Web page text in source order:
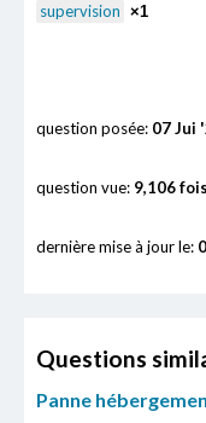
supervision ×1
question posée: 07 Jui
question vue: 9,106 fois
dernière mise à jour le:
Questions
Panne